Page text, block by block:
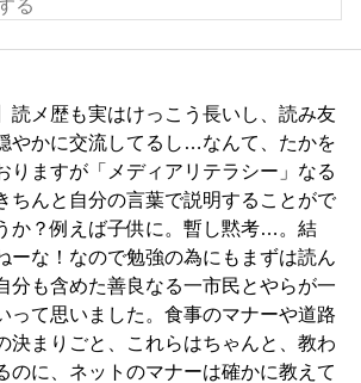
読メ歴も実はけっこう長いし、読み友
やかに交流してるし…なんて、たかを
りますが「メディアリテラシー」なる
ちんと自分の言葉で説明することがで
か？例えば子供に。暫し黙考…。結
ーな！なので勉強の為にもまずは読ん
分も含めた善良なる一市民とやらが一
って思いました。食事のマナーや道路
決まりごと、これらはちゃんと、教わ
のに、ネットのマナーは確かに教えて